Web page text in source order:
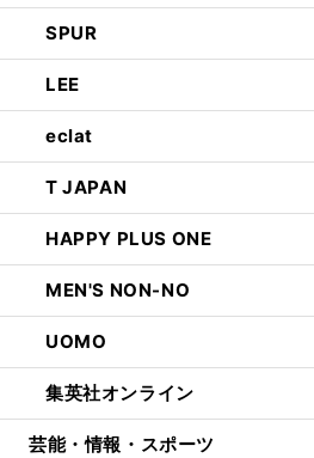
SPUR
LEE
eclat
T JAPAN
HAPPY PLUS ONE
MEN'S NON-NO
UOMO
集英社オンライン
芸能・情報・スポーツ